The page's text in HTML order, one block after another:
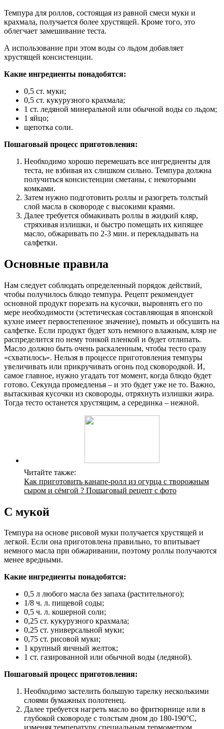
Темпура для роллов, состоящая из равной смеси муки и
крахмала, получается более хрустящей. Кроме того, это
облегчает замешивание теста.
А использование при этом воды со льдом добавляет
хрустящей консистенции.
Какие ингредиенты понадобятся:
0,5 ст. муки;
0,5 ст. кукурузного крахмала;
1 ст. ледяной минеральной или обычной воды со льдом;
1 яйцо;
щепотка соли.
Пошаговый процесс приготовления:
Необходимо хорошо перемешать все ингредиенты для
теста, не взбивая их слишком сильно. Темпура должна
получиться консистенции сметаны, с некоторыми
комками.
Затем нужно подготовить роллы и разогреть толстый
слой масла в сковороде с высокими краями.
Далее требуется обмакивать роллы в жидкий кляр,
стряхивая излишки, и быстро помещать их кипящее
масло, обжаривать по 2-3 мин. и перекладывать на
салфетки.
Основные правила
Нам следует соблюдать определенный порядок действий,
чтобы получилось блюдо темпура. Рецепт рекомендует
основной продукт порезать на кусочки, выровнять его по
мере необходимости (эстетическая составляющая в японской
кухне имеет первостепенное значение), помыть и обсушить на
салфетке. Если продукт будет хоть немного влажным, кляр не
распределится по нему тонкой пленкой и будет отлипать.
Масло должно быть очень раскаленным, чтобы тесто сразу
«схватилось». Нельзя в процессе приготовления темпуры
увеличивать или прикручивать огонь под сковородкой. И,
самое главное, нужно угадать тот момент, когда блюдо будет
готово. Секунда промедленья – и это будет уже не то. Важно,
вытаскивая кусочки из сковороды, отряхнуть излишки жира.
Тогда тесто останется хрустящим, а серединка – нежной.
Читайте также:
Как приготовить канапе-ролл из огурца с творожным
сыром и сёмгой ? Пошаговый рецепт с фото
С мукой
Темпура на основе рисовой муки получается хрустящей и
легкой. Если она приготовлена правильно, то впитывает
немного масла при обжаривании, поэтому роллы получаются
менее вредными.
Какие ингредиенты понадобятся:
0,5 л любого масла без запаха (растительного);
1/8 ч. л. пищевой соды;
0,5 ч. л. кошерной соли;
0,25 ст. кукурузного крахмала;
0,25 ст. универсальной муки;
0,75 ст. рисовой муки;
1 крупный яичный желток;
1 ст. газированной или обычной воды (ледяной).
Пошаговый процесс приготовления:
Необходимо застелить большую тарелку несколькими
слоями бумажных полотенец.
Далее требуется нагреть масло во фритюрнице или в
глубокой сковороде с толстым дном до 180-190°C,